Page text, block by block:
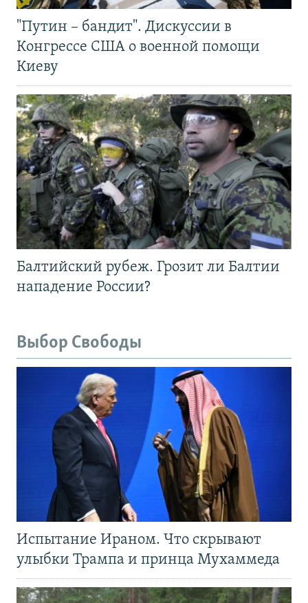
"Путин – бандит". Дискуссии в
Конгрессе США о военной помощи
Киеву
Балтийский рубеж. Грозит ли Балтии
нападение России?
Выбор Свободы
Испытание Ираном. Что скрывают
улыбки Трампа и принца Мухаммеда